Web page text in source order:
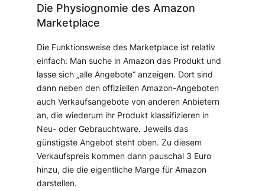
Die Physiognomie des Amazon
Marketplace
Die Funktionsweise des Marketplace ist relativ
einfach: Man suche in Amazon das Produkt und
lasse sich „alle Angebote“ anzeigen. Dort sind
dann neben den offiziellen Amazon-Angeboten
auch Verkaufsangebote von anderen Anbietern
an, die wiederum ihr Produkt klassifizieren in
Neu- oder Gebrauchtware. Jeweils das
günstigste Angebot steht oben. Zu diesem
Verkaufspreis kommen dann pauschal 3 Euro
hinzu, die die eigentliche Marge für Amazon
darstellen.